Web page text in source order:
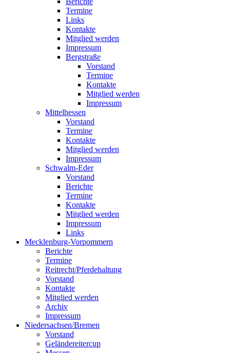
Termine
Links
Kontakte
Mitglied werden
Impressum
Bergstraße
Vorstand
Termine
Kontakte
Mitglied werden
Impressum
Mittelhessen
Vorstand
Termine
Kontakte
Mitglied werden
Impressum
Schwalm-Eder
Vorstand
Berichte
Termine
Kontakte
Mitglied werden
Impressum
Links
Mecklenburg-Vorpommern
Berichte
Termine
Reitrecht/Pferdehaltung
Vorstand
Kontakte
Mitglied werden
Archiv
Impressum
Niedersachsen/Bremen
Vorstand
Geländereitercup